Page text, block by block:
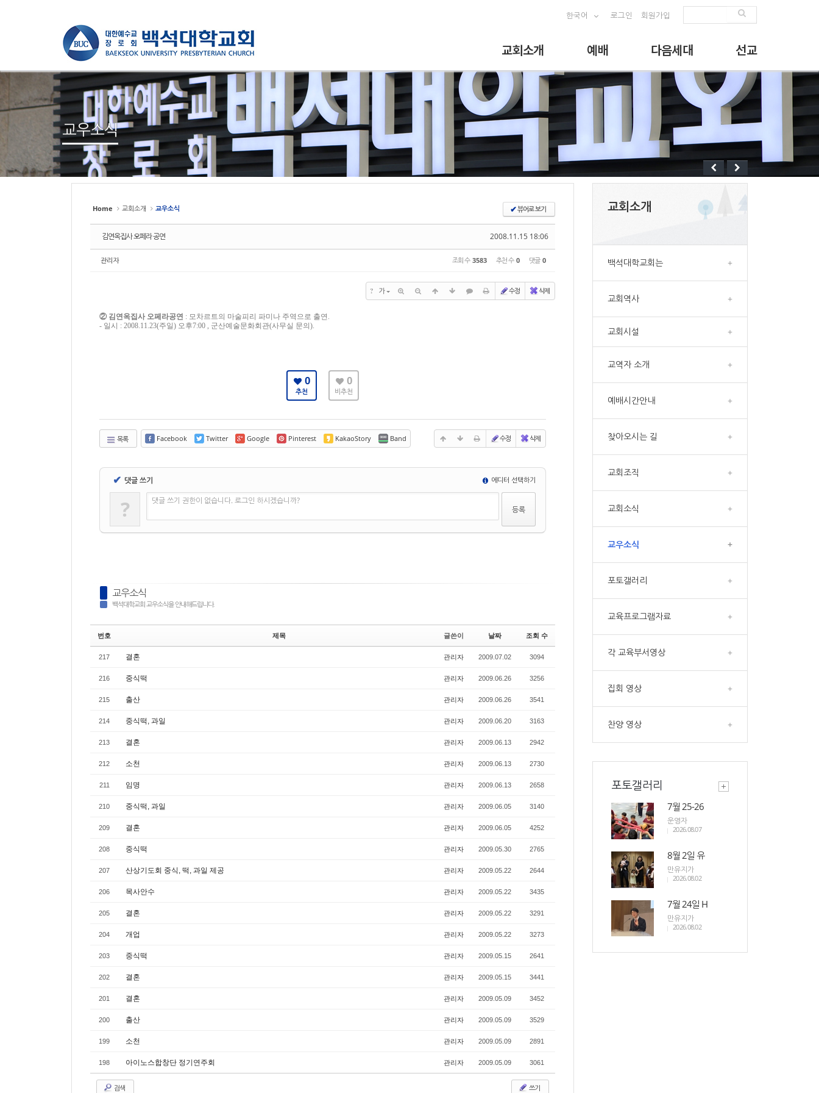
한국어 로그인 회원가입
교회소개 예배 다음세대 선교
교우소식
Home 교회소개 교우소식 ✔뷰어로 보기
2008.11.15 18:06
김연옥집사 오페라 공연
관리자 조회 수 3583 추천 수 0 댓글 0
? 가 수정 삭제
② 김연옥집사 오페라공연 : 모차르트의 마술피리 파미나 주역으로 출연 .
- 일시 : 2008.11.23(주일) 오후7:00 , 군산예술문화회관(사무실 문의).
0
추천
0
비추천
목록 Facebook Twitter Google Pinterest KakaoStory Band 수정 삭제
✔ 댓글 쓰기 에디터 선택하기
? 댓글 쓰기 권한이 없습니다. 로그인 하시겠습니까?
교우소식
백석대학교회 교우소식을 안내해드립니다.
번호 제목 글쓴이 날짜 조회 수
217 결혼 관리자 2009.07.02 3094
216 중식떡 관리자 2009.06.26 3256
215 출산 관리자 2009.06.26 3541
214 중식떡, 과일 관리자 2009.06.20 3163
213 결혼 관리자 2009.06.13 2942
212 소천 관리자 2009.06.13 2730
211 임명 관리자 2009.06.13 2658
210 중식떡, 과일 관리자 2009.06.05 3140
209 결혼 관리자 2009.06.05 4252
208 중식떡 관리자 2009.05.30 2765
207 산상기도회 중식, 떡, 과일 제공 관리자 2009.05.22 2644
206 목사안수 관리자 2009.05.22 3435
205 결혼 관리자 2009.05.22 3291
204 개업 관리자 2009.05.22 3273
203 중식떡 관리자 2009.05.15 2641
202 결혼 관리자 2009.05.15 3441
201 결혼 관리자 2009.05.09 3452
200 출산 관리자 2009.05.09 3529
199 소천 관리자 2009.05.09 2891
198 아이노스합창단 정기연주회 관리자 2009.05.09 3061
검색 쓰기
교회소개
백석대학교회는 +
교회역사 +
교회시설 +
교역자 소개 +
예배시간안내 +
찾아오시는 길 +
교회조직 +
교회소식 +
교우소식 +
포토갤러리 +
교육프로그램자료 +
각 교육부서영상 +
집회 영상 +
찬양 영상 +
포토갤러리
7월 25-26
운영자
2026.08.07
8월 2일 유
만유지가
2026.08.02
7월 24일 H
만유지가
2026.08.02
스케치북5
Sketchbook5,
스케치북5
스케치북5
Sketchbook5,
스케치북5